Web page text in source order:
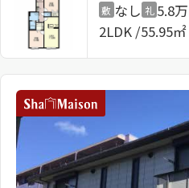
敷 なし 礼 5.8
2LDK 55.95